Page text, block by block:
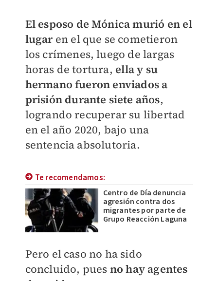
El esposo de Mónica murió en el
lugaren el que se cometieron
los crímenes, luego de largas
horas de tortura, ella y su
hermano fueron enviados a
prisión durante siete años,
logrando recuperar su libertad
en el año 2020, bajo una
sentencia absolutoria.
Te recomendamos:
Centro de Día denuncia
agresión contra dos
migrantes por parte de
Grupo Reacción Laguna
Pero el caso no ha sido
concluido, pues no hay agentes